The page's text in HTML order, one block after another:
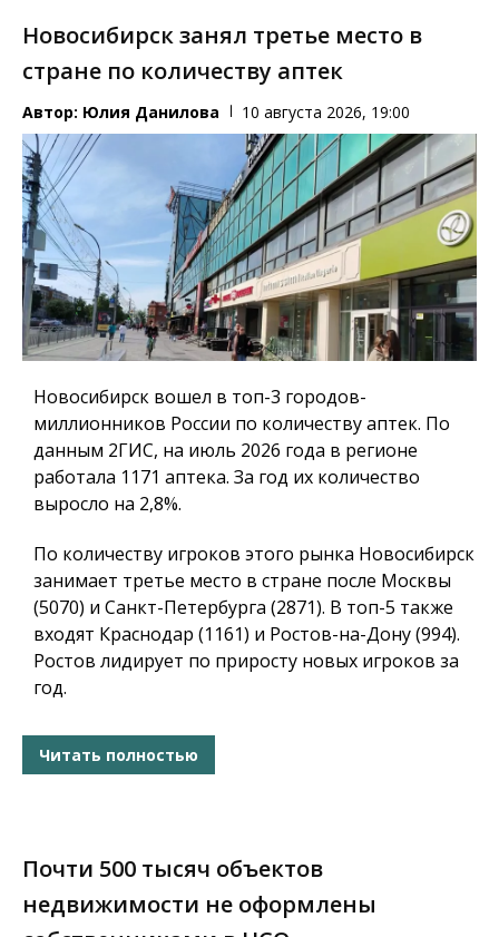
Новосибирск занял третье место в
стране по количеству аптек
Автор: Юлия Данилова 10 августа 2026, 19:00
Новосибирск вошел в топ-3 городов-
миллионников России по количеству аптек. По
данным 2ГИС, на июль 2026 года в регионе
работала 1171 аптека. За год их количество
выросло на 2,8%.
По количеству игроков этого рынка Новосибирск
занимает третье место в стране после Москвы
(5070) и Санкт-Петербурга (2871). В топ-5 также
входят Краснодар (1161) и Ростов-на-Дону (994).
Ростов лидирует по приросту новых игроков за
год.
Читать полностью
Почти 500 тысяч объектов
недвижимости не оформлены